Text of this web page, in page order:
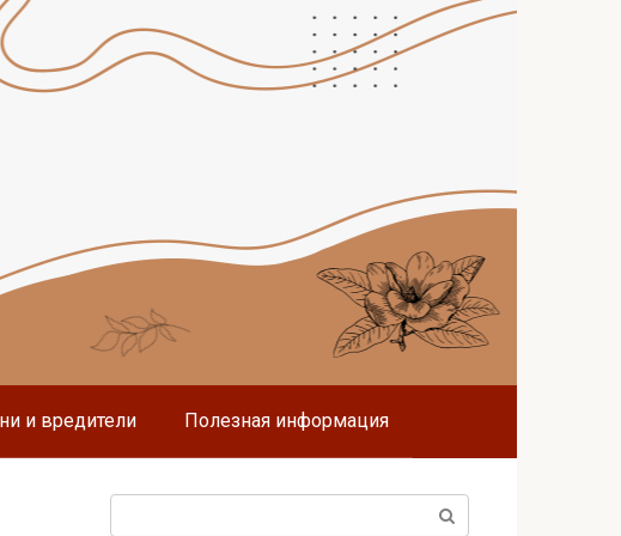
и вредители Полезная информация